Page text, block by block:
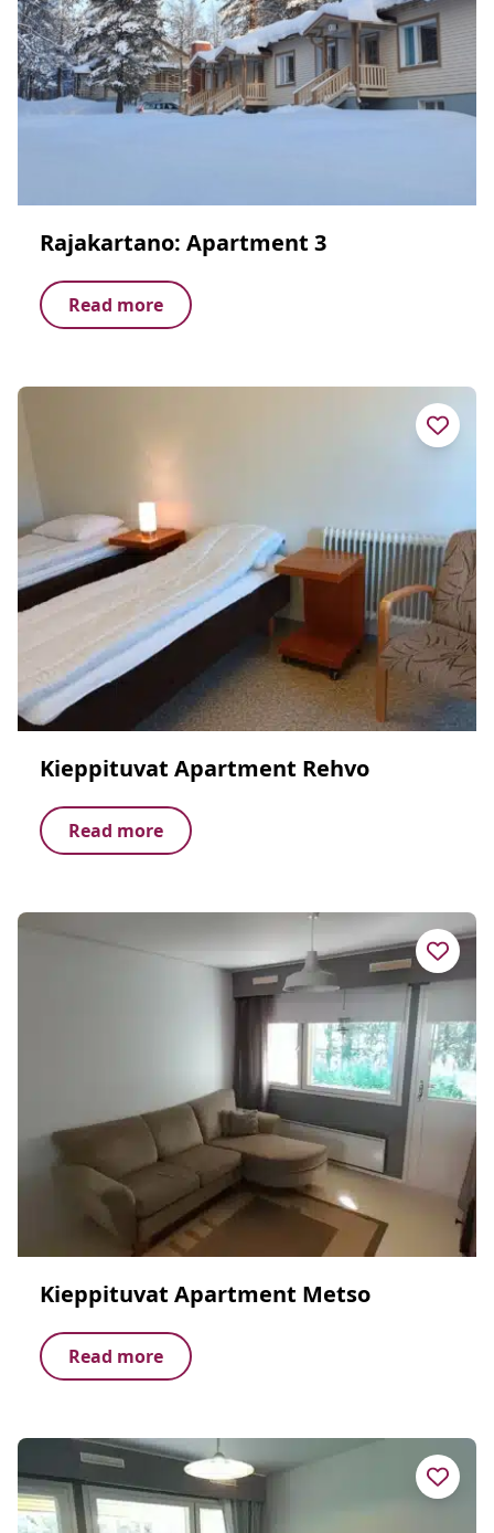
Rajakartano: Apartment 3
Read more
Kieppituvat Apartment Rehvo
Read more
Kieppituvat Apartment Metso
Read more